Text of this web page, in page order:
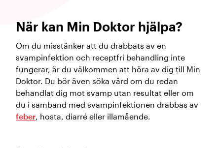
När kan Min Doktor hjälpa?
Om du misstänker att du drabbats av en
svampinfektion och receptfri behandling inte
fungerar, är du välkommen att höra av dig till Min
Doktor. Du bör även söka vård om du redan
behandlat dig mot svamp utan resultat eller om
du i samband med svampinfektionen drabbas av
feber, hosta, diarré eller illamående.